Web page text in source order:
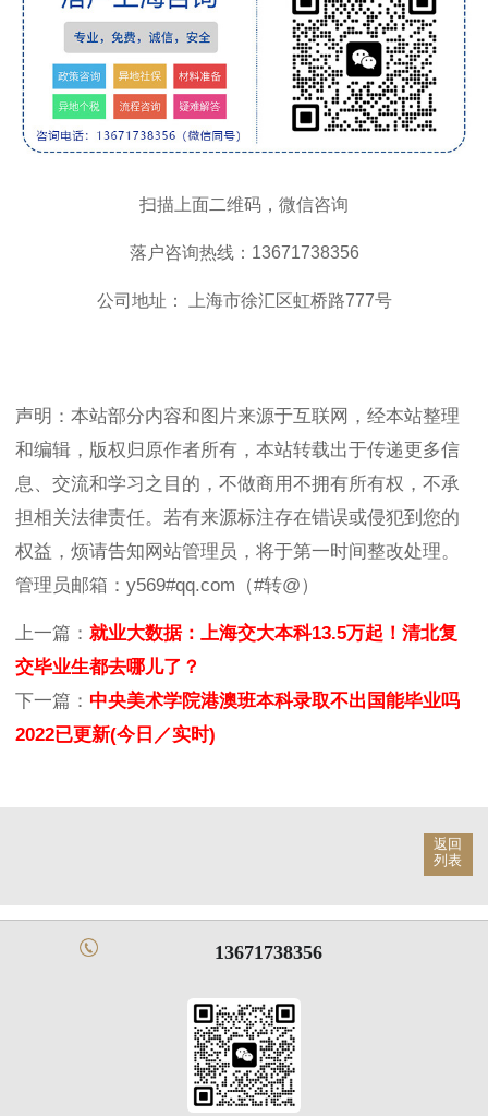
扫描上面二维码，微信咨询
落户咨询热线：13671738356
公司地址： 上海市徐汇区虹桥路777号
声明：本站部分内容和图片来源于互联网，经本站整理
和编辑，版权归原作者所有，本站转载出于传递更多信
息、交流和学习之目的，不做商用不拥有所有权，不承
担相关法律责任。若有来源标注存在错误或侵犯到您的
权益，烦请告知网站管理员，将于第一时间整改处理。
管理员邮箱：y569#qq.com（#转@）
上一篇： 就业大数据：上海交大本科13.5万起！清北复
交毕业生都去哪儿了？
下一篇： 中央美术学院港澳班本科录取不出国能毕业吗
2022已更新(今日／实时)
返回
列表
13671738356